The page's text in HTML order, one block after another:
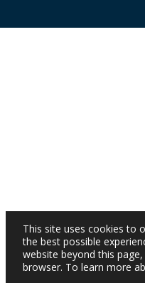
This site uses cookies to
the best possible
website beyond this
browser. To learn more